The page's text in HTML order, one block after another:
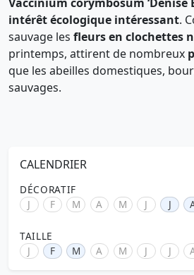
CALENDRIER
DÉCORATIF
J
F M A M J J
TAILLE
J
F M A M J J
intérêt écologique intéressant.
sauvage les fleurs en clochettes
printemps, attirent de nombreux
que les abeilles domestiques,
sauvages.